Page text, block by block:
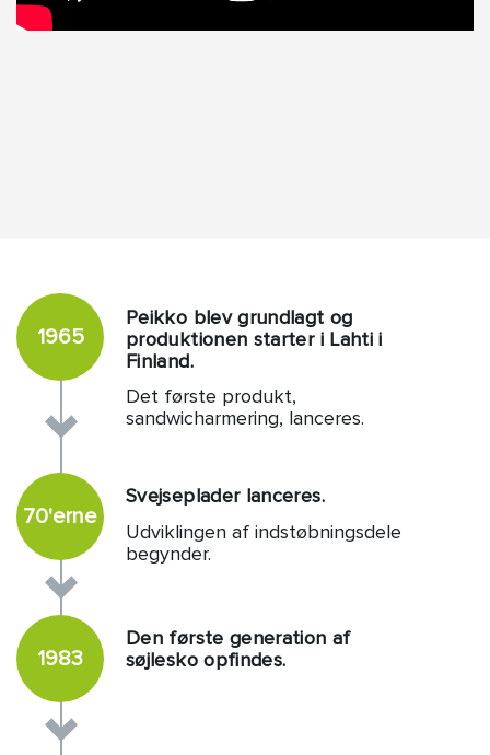
1965
Peikko blev grundlagt og
produktionen starter i Lahti i
Finland.
Det første produkt,
sandwicharmering, lanceres.
70'erne
Svejseplader lanceres.
Udviklingen af indstøbningsdele
begynder.
1983
Den første generation af
søjlesko opfindes.